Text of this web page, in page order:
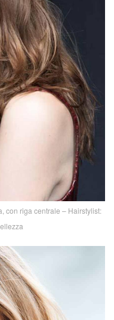
con riga centrale – Hairstylist: